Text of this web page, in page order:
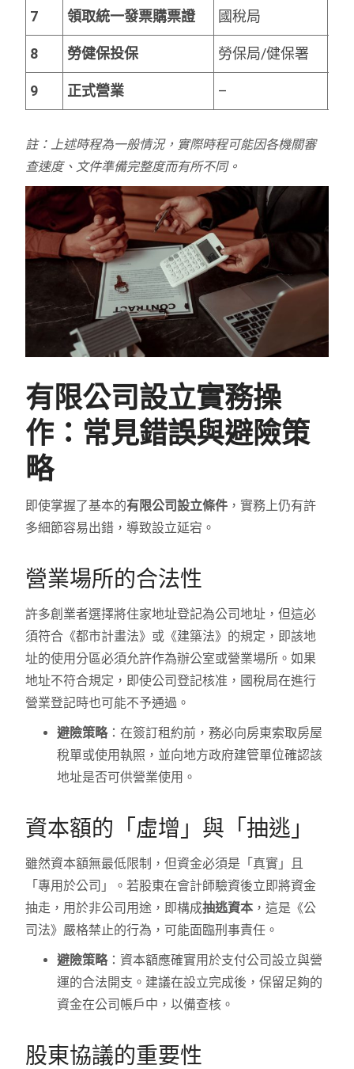
7 領取統一發票購票證 國稅局
8 勞健保投保 勞保局/健保署
9 正式營業 –
註：上述時程為一般情況，實際時程可能因各機關審
查速度、文件準備完整度而有所不同。
有限公司設立實務操
作：常見錯誤與避險策
略
即使掌握了基本的有限公司設立條件 ，實務上仍有許
多細節容易出錯，導致設立延宕。
營業場所的合法性
許多創業者選擇將住家地址登記為公司地址，但這必
須符合《都市計畫法》或《建築法》的規定，即該地
址的使用分區必須允許作為辦公室或營業場所。如果
地址不符合規定，即使公司登記核准，國稅局在進行
營業登記時也可能不予通過。
避險策略：在簽訂租約前，務必向房東索取房屋
稅單或使用執照，並向地方政府建管單位確認該
地址是否可供營業使用。
資本額的「虛增」與「抽逃」
雖然資本額無最低限制，但資金必須是「真實」且
「專用於公司」。若股東在會計師驗資後立即將資金
抽走，用於非公司用途，即構成抽逃資本 ，這是《公
司法》嚴格禁止的行為，可能面臨刑事責任。
避險策略：資本額應確實用於支付公司設立與營
運的合法開支。建議在設立完成後，保留足夠的
資金在公司帳戶中，以備查核。
股東協議的重要性